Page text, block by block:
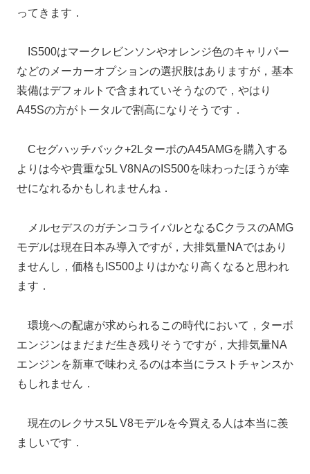
ってきます．
IS500はマークレビンソンやオレンジ色のキャリパー
などのメーカーオプションの選択肢はありますが，基本
装備はデフォルトで含まれていそうなので，やはり
A45Sの方がトータルで割高になりそうです．
Cセグハッチバック+2LターボのA45AMGを購入する
よりは今や貴重な5L V8NAのIS500を味わったほうが幸
せになれるかもしれませんね．
メルセデスのガチンコライバルとなるCクラスのAMG
モデルは現在日本み導入ですが，大排気量NAではあり
ませんし，価格もIS500よりはかなり高くなると思われ
ます．
環境への配慮が求められるこの時代において，ターボ
エンジンはまだまだ生き残りそうですが，大排気量NA
エンジンを新車で味わえるのは本当にラストチャンスか
もしれません．
現在のレクサス5L V8モデルを今買える人は本当に羨
ましいです．